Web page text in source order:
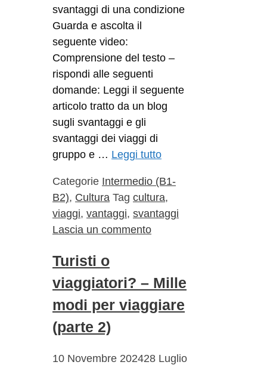
svantaggi di una condizione
Guarda e ascolta il
seguente video:
Comprensione del testo –
rispondi alle seguenti
domande: Leggi il seguente
articolo tratto da un blog
sugli svantaggi e gli
svantaggi dei viaggi di
gruppo e … Leggi tutto
Categorie Intermedio (B1-
B2), Cultura Tag cultura,
viaggi, vantaggi, svantaggi
Lascia un commento
Turisti o
viaggiatori? – Mille
modi per viaggiare
(parte 2)
10 Novembre 202428 Luglio